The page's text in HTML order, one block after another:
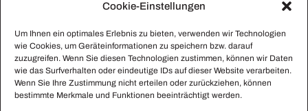
Cookie-Einstellungen
Um Ihnen ein optimales Erlebnis zu bieten, verwenden wir Technologien
wie Cookies, um Geräteinformationen zu speichern bzw. darauf
zuzugreifen. Wenn Sie diesen Technologien zustimmen, können wir Daten
wie das Surfverhalten oder eindeutige IDs auf dieser Website verarbeiten.
Wenn Sie Ihre Zustimmung nicht erteilen oder zurückziehen, können
bestimmte Merkmale und Funktionen beeinträchtigt werden.